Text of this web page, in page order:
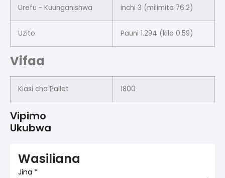
Urefu - Kuunganishwa inchi 3 (milimita 76.2)
Uzito Pauni 1.294 (kilo 0.59)
Vifaa
Kiasi cha Pallet 1800
Vipimo
Ukubwa
Wasiliana
Jina *